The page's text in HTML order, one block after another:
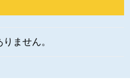
ません。